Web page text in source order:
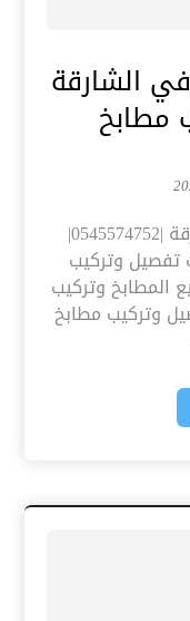
الشارقة
تفصيل وتركيب مطابخ في الشارقة |0545574752|
وتركيب
المطابخ وتركيب
وتركيب مطابخ